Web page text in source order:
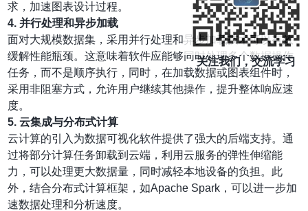
求，加速图表设计过程。
4.并行处理和异步加载
面对大规模数据集，采用并行处理和异步加载技术可以有效
缓解性能瓶颈。这意味着软件应能够同时处理多个数据操作
任务，而不是顺序执行，同时，在加载数据或图表组件时，
采用非阻塞方式，允许用户继续其他操作，提升整体响应速
度。
5.云集成与分布式计算
云计算的引入为数据可视化软件提供了强大的后端支持。通
过将部分计算任务卸载到云端，利用云服务的弹性伸缩能
力，可以处理更大数据量，同时减轻本地设备的负担。此
外，结合分布式计算框架，如Apache Spark，可以进一步加
速数据处理和分析速度。
关注我们，交流学习